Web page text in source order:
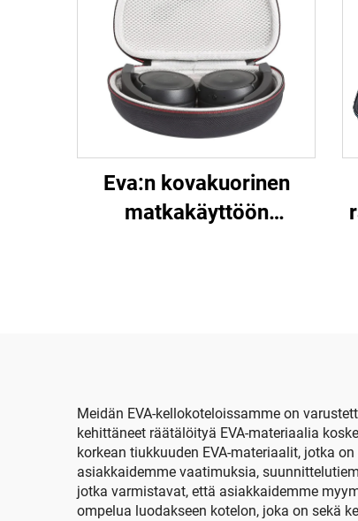
Eva:n kovakuorinen
matkakäyttöön
kovakuorinen EVA-
kantolaatikko
kuulokkeille
Meidän EVA-kellokoteloissamme on
kehittäneet räätälöityä EVA-materiaalia
korkean tiukkuuden EVA-materiaalit, jotka
asiakkaidemme vaatimuksia,
jotka varmistavat, että asiakkaidemme
ompelua luodakseen kotelon, joka on sekä